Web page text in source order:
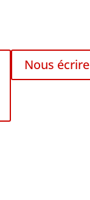
Nous écrire